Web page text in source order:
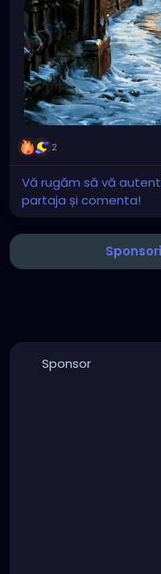
2
Vă rugăm să vă
partaja și comenta!
Sponsor